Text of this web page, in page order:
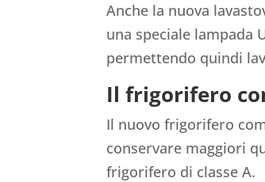
Anche la nuova
una speciale lampada
permettendo quindi
Il frigorifero
Il nuovo frigorifero
conservare maggiori
frigorifero di classe A.